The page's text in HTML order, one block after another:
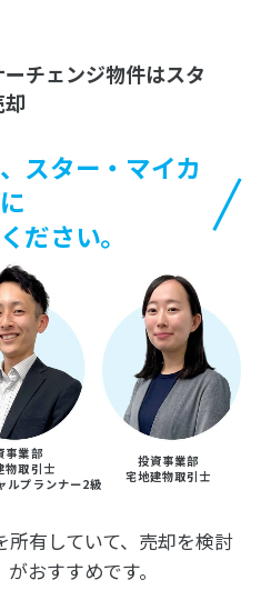
ーチェンジ物件はスタ
スター・マイカ
に
ださい。
事業部
物取引士
ルプランナー2級
投資事業部
宅地建物取引士
有していて、売却を検討
おすすめです。